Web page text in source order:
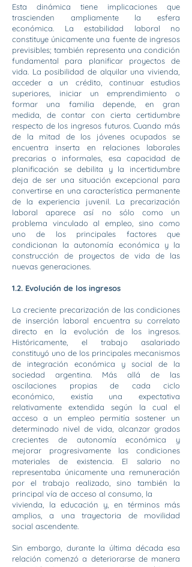
Esta dinámica tiene implicaciones que
trascienden ampliamente la esfera
económica. La estabilidad laboral no
constituye únicamente una fuente de ingresos
previsibles; también representa una condición
fundamental para planificar proyectos de
vida. La posibilidad de alquilar una vivienda,
acceder a un crédito, continuar estudios
superiores, iniciar un emprendimiento o
formar una familia depende, en gran
medida, de contar con cierta certidumbre
respecto de los ingresos futuros. Cuando más
de la mitad de los jóvenes ocupados se
encuentra inserta en relaciones laborales
precarias o informales, esa capacidad de
planificación se debilita y la incertidumbre
deja de ser una situación excepcional para
convertirse en una característica permanente
de la experiencia juvenil. La precarización
laboral aparece así no sólo como un
problema vinculado al empleo, sino como
uno de los principales factores que
condicionan la autonomía económica y la
construcción de proyectos de vida de las
nuevas generaciones.
1.2. Evolución de los ingresos
La creciente precarización de las condiciones
de inserción laboral encuentra su correlato
directo en la evolución de los ingresos.
Históricamente, el trabajo asalariado
constituyó uno de los principales mecanismos
de integración económica y social de la
sociedad argentina. Más allá de las
oscilaciones propias de cada ciclo
económico, existía una expectativa
relativamente extendida según la cual el
acceso a un empleo permitía sostener un
determinado nivel de vida, alcanzar grados
crecientes de autonomía económica y
mejorar progresivamente las condiciones
materiales de existencia. El salario no
representaba únicamente una remuneración
por el trabajo realizado, sino también la
principal vía de acceso al consumo, la
vivienda, la educación y, en términos más
amplios, a una trayectoria de movilidad
social ascendente.
Sin embargo, durante la última década esa
relación comenzó a deteriorarse de manera